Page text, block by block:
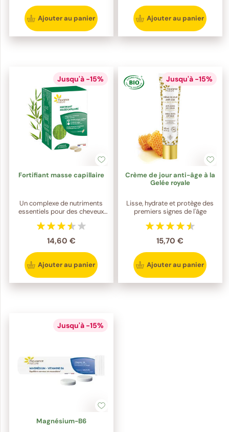
Ajouter au panier Ajouter au panier
Jusqu'à -15%
Fortifiant masse capillaire
Un complexe de nutriments
essentiels pour des cheveux
santé
14,60 €
Ajouter au panier
Jusqu'à -15%
Crème de jour anti-âge à la
Gelée royale
Lisse, hydrate et protège des
premiers signes de l'âge
15,70 €
Ajouter au panier
Jusqu'à -15%
Magnésium-B6